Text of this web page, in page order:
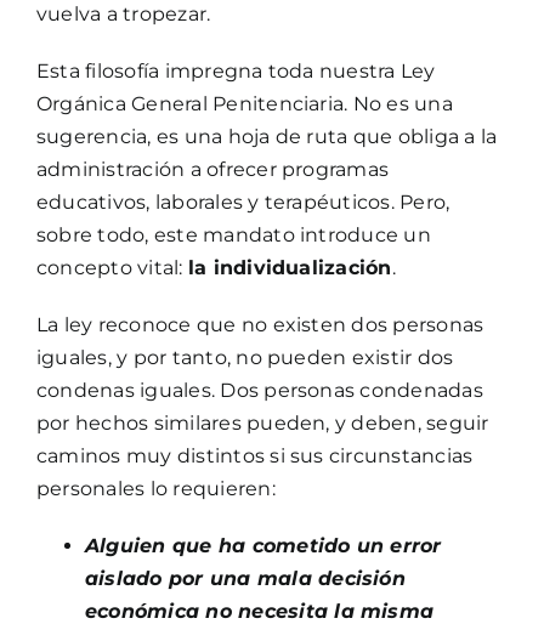
vuelva a tropezar.
Esta filosofía impregna toda nuestra Ley
Orgánica General Penitenciaria. No es una
sugerencia, es una hoja de ruta que obliga a la
administración a ofrecer programas
educativos, laborales y terapéuticos. Pero,
sobre todo, este mandato introduce un
concepto vital: la individualización.
La ley reconoce que no existen dos personas
iguales, y por tanto, no pueden existir dos
condenas iguales. Dos personas condenadas
por hechos similares pueden, y deben, seguir
caminos muy distintos si sus circunstancias
personales lo requieren:
Alguien que ha cometido un error
aislado por una mala decisión
económica no necesita la misma